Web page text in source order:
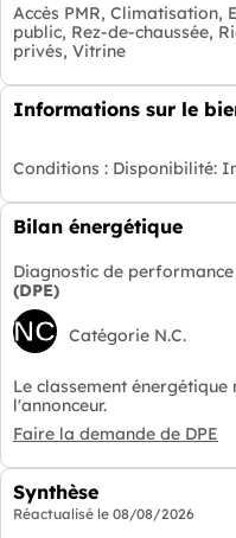
Accès PMR, Climatisation,
public, Rez-de-chaussée,
privés, Vitrine
Informations sur le
Conditions : Disponibilité:
Bilan énergétique
Diagnostic de
(DPE)
NC Catégorie N.C.
Le classement
l'annonceur.
Faire la demande de DPE
Synthèse
Réactualisé le 08/08/2026